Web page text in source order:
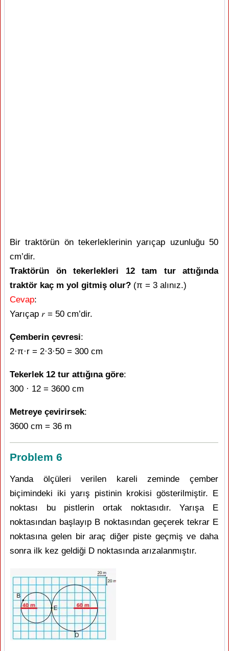
Bir traktörün ön tekerleklerinin yarıçap uzunluğu 50
cm’dir.
Traktörün ön tekerlekleri 12 tam tur attığında
traktör kaç m yol gitmiş olur? (π = 3 alınız.)
Cevap:
Yarıçap 𝑟 = 50 cm’dir.
Çemberin çevresi:
2·π·r = 2·3·50 = 300 cm
Tekerlek 12 tur attığına göre:
300 · 12 = 3600 cm
Metreye çevirirsek:
3600 cm = 36 m
Problem 6
Yanda ölçüleri verilen kareli zeminde çember
biçimindeki iki yarış pistinin krokisi gösterilmiştir. E
noktası bu pistlerin ortak noktasıdır. Yarışa E
noktasından başlayıp B noktasından geçerek tekrar E
noktasına gelen bir araç diğer piste geçmiş ve daha
sonra ilk kez geldiği D noktasında arızalanmıştır.